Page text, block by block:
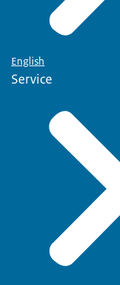
English
Service